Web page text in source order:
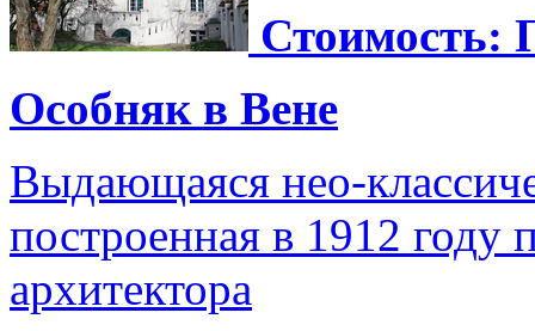
Стоимость:
Особняк в Вене
Выдающаяся нео-
построенная в 1912 году
архитектора